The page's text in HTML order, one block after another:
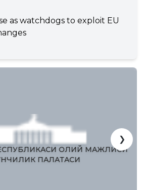
as watchdogs to exploit EU
ОЛИЙ МAЖЛИСИ
ПAЛAТAСИ
❯